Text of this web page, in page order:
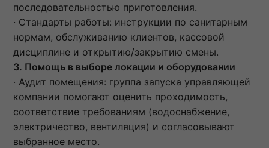
последовательностью приготовления.
· Стандарты работы: инструкции по санитарным
нормам, обслуживанию клиентов, кассовой
дисциплине и открытию/закрытию смены.
3. Помощь в выборе локации и оборудовании
· Аудит помещения: группа запуска управляющей
компании помогают оценить проходимость,
соответствие требованиям (водоснабжение,
электричество, вентиляция) и согласовывают
выбранное место.